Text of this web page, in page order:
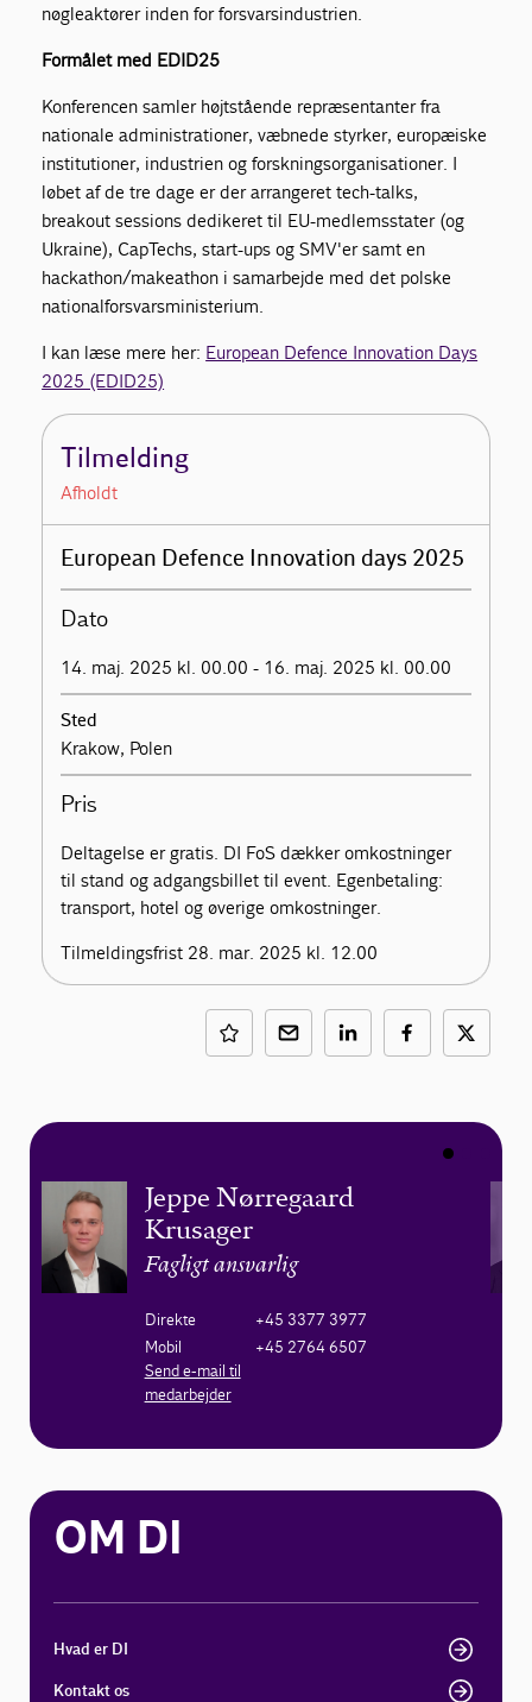
nøgleaktører inden for forsvarsindustrien.
Formålet med EDID25
Konferencen samler højtstående repræsentanter fra
nationale administrationer, væbnede styrker, europæiske
institutioner, industrien og forskningsorganisationer. I
løbet af de tre dage er der arrangeret tech-talks,
breakout sessions dedikeret til EU-medlemsstater (og
Ukraine), CapTechs, start-ups og SMV'er samt en
hackathon/makeathon i samarbejde med det polske
nationalforsvarsministerium.
I kan læse mere her: European Defence Innovation Days
2025 (EDID25)
Tilmelding
Afholdt
European Defence Innovation days 2025
Dato
14. maj. 2025 kl. 00.00 - 16. maj. 2025 kl. 00.00
Sted
Krakow, Polen
Pris
Deltagelse er gratis. DI FoS dækker omkostninger
til stand og adgangsbillet til event. Egenbetaling:
transport, hotel og øverige omkostninger.
Tilmeldingsfrist 28. mar. 2025 kl. 12.00
Jeppe Nørregaard
Krusager
Fagligt ansvarlig
Direkte
+45 3377 3977
Mobil
+45 2764 6507
Send e-mail til
medarbejder
OM DI
Hvad er DI
Kontakt os